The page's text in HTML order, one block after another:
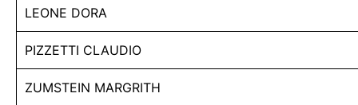
LEONE DORA
PIZZETTI CLAUDIO
ZUMSTEIN MARGRITH